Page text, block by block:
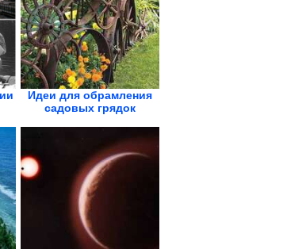
Идеи для обрамления
садовых грядок